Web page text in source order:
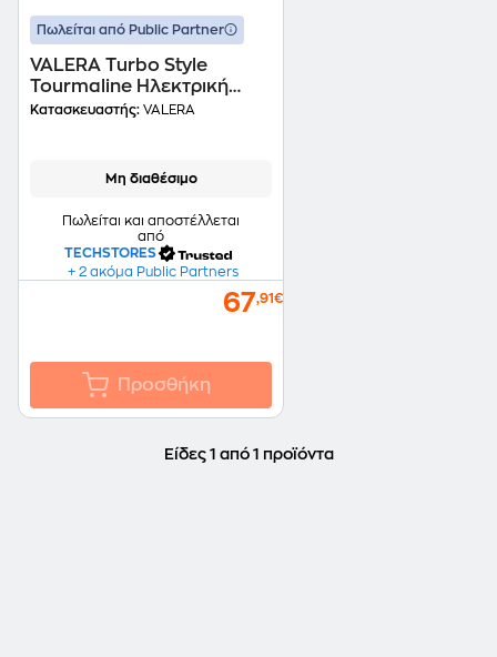
Πωλείται από Public Partner
VALERA Turbo Style
Tourmaline Ηλεκτρική
Βούρτσα 1000 W Κόκκινο
Κατασκευαστής: VALERA
Μη διαθέσιμο
Πωλείται και αποστέλλεται
από
TECHSTORES
+ 2 ακόμα Public Partners
67,91€
Προσθήκη
Είδες 1 από 1 προϊόντα